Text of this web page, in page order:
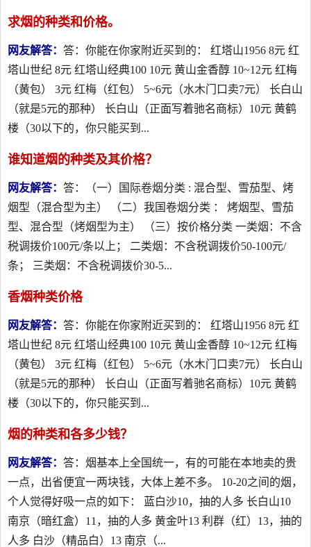
求烟的种类和价格。
网友解答： 答：你能在你家附近买到的： 红塔山1956 8元 红
塔山世纪 8元 红塔山经典100 10元 黄山金香醇 10~12元 红梅
（黄包） 3元 红梅（红包） 5~6元（水木门口卖7元） 长白山
（就是5元的那种） 长白山（正面写着驰名商标）10元 黄鹤
楼（30以下的，你只能买到...
谁知道烟的种类及其价格？
网友解答： 答：（一）国际卷烟分类 : 混合型、雪茄型、烤
烟型（混合型为主） （二）我国卷烟分类 ： 烤烟型、雪茄
型、混合型（烤烟型为主） （三）按价格分类 一类烟：不含
税调拨价100元/条以上； 二类烟：不含税调拨价50-100元/
条； 三类烟：不含税调拨价30-5...
香烟种类价格
网友解答： 答：你能在你家附近买到的： 红塔山1956 8元 红
塔山世纪 8元 红塔山经典100 10元 黄山金香醇 10~12元 红梅
（黄包） 3元 红梅（红包） 5~6元（水木门口卖7元） 长白山
（就是5元的那种） 长白山（正面写着驰名商标）10元 黄鹤
楼（30以下的，你只能买到...
烟的种类和各多少钱？
网友解答： 答：烟基本上全国统一，有的可能在本地卖的贵
一点，出省便宜一两块钱，大体上差不多。 10-20之间的烟，
个人觉得好吸一点的如下： 蓝白沙10，抽的人多 长白山10
南京（暗红盒）11，抽的人多 黄金叶13 利群（红）13，抽的
人多 白沙（精品白）13 南京（...